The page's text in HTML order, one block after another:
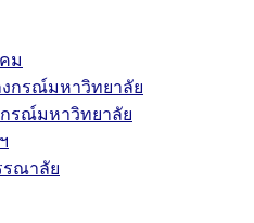
ม
กรณ์มหาวิทยาลัย
รณ์มหาวิทยาลัย
รณาลัย